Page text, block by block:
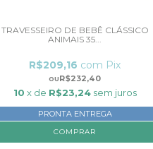
TRAVESSEIRO DE BEBÊ CLÁSSICO
ANIMAIS 35...
R$232,40
R$209,16 com Pix
10 x de R$23,24 sem juros
PRONTA ENTREGA